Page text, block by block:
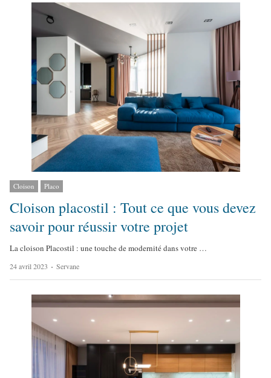
o
r
Cloison Placo
Cloison placostil : Tout ce que vous devez
savoir pour réussir votre projet
La cloison Placostil : une touche de modernité dans votre …
24 avril 2023
A
u
h
Servane